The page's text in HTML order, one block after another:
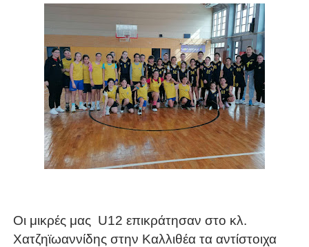
Οι μικρές μας U12 επικράτησαν στο κλ.
Χατζηϊωαννίδης στην Καλλιθέα τα αντίστοιχα